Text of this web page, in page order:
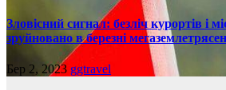
Зловісний сигнал: безліч курортів і
зруйновано в березні
Бер 2, 2023 ggtravel